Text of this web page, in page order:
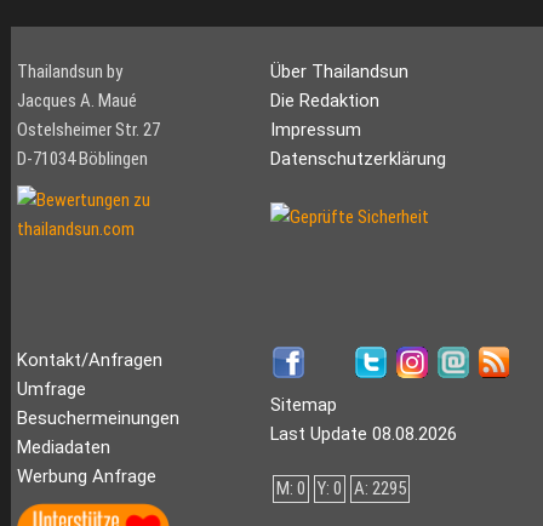
Thailandsun by
Jacques A. Maué
Ostelsheimer Str. 27
D-71034 Böblingen
Über Thailandsun
Die Redaktion
Impressum
Datenschutzerklärung
Kontakt/Anfragen
Umfrage
Besuchermeinungen
Mediadaten
Werbung Anfrage
Sitemap
Last Update 08.08.2026
M: 0 Y: 0 A: 2295